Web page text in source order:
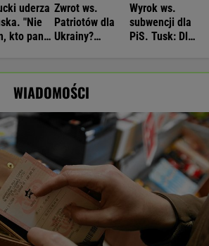
uderza
"Nie
kto panu
Zwrot ws.
Patriotów dla
Ukrainy?
Wyrok ws.
subwencji dla
PiS. Tusk: Dla
WIADOMOŚCI